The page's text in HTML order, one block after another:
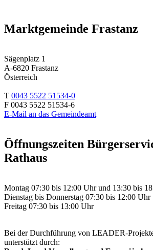
Marktgemeinde Frastanz
Sägenplatz 1
A-6820 Frastanz
Österreich
T 0043 5522 51534-0
F 0043 5522 51534-6
E-Mail an das Gemeindeamt
Öffnungszeiten
Rathaus
Montag 07:30 bis 12:00 Uhr und 13:30 bis
Dienstag bis Donnerstag 07:30 bis 12:00 Uhr
Freitag 07:30 bis 13:00 Uhr
Bei der Durchführung von LEADER-
unterstützt durch: